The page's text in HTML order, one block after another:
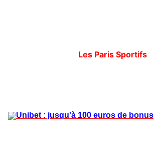
Les Paris Sportifs
Unibet : jusqu'à 100 euros de bonus